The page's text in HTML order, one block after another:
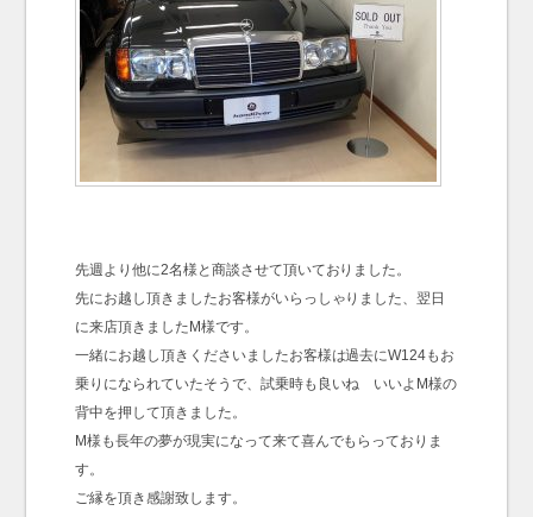
先週より他に2名様と商談させて頂いておりました。
先にお越し頂きましたお客様がいらっしゃりました、翌日
に来店頂きましたM様です。
一緒にお越し頂きくださいましたお客様は過去にW124もお
乗りになられていたそうで、試乗時も良いね いいよM様の
背中を押して頂きました。
M様も長年の夢が現実になって来て喜んでもらっておりま
す。
ご縁を頂き感謝致します。